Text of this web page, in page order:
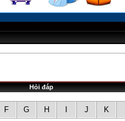
Hỏi đáp
F G H J K